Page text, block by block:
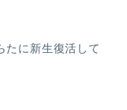
に新生復活して